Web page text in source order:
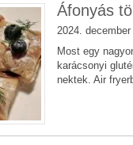
Áfonyás
2024. december
Most egy
karácsonyi
nektek. Air